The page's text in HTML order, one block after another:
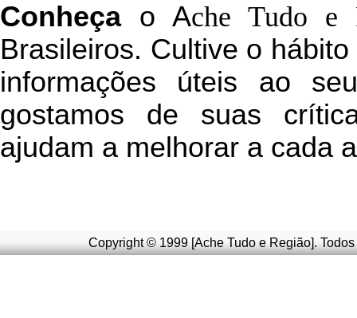
Conheçao Ache Tudo e
Brasileiros. Cultive o
informações úteis ao
gostamos de suas
ajudam a melhorar a cada
Copyright © 1999 [Ache Tudo e Região].